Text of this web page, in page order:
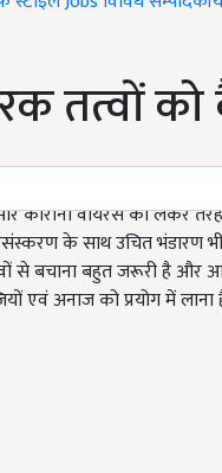
तत्वों
वायरस को लेकर
के साथ उचित भंडारण
से बचाना बहुत जरूरी है
एवं अनाज को प्रयोग में लाना